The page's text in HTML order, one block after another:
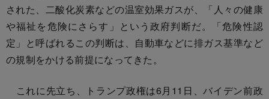
された、二酸化炭素などの温室効果ガスが、「人々の健康
や福祉を危険にさらす」という政府判断だ。「危険性認
定」と呼ばれるこの判断は、自動車などに排ガス基準など
の規制をかける前提になってきた。
これに先立ち、トランプ政権は6月11日、バイデン前政